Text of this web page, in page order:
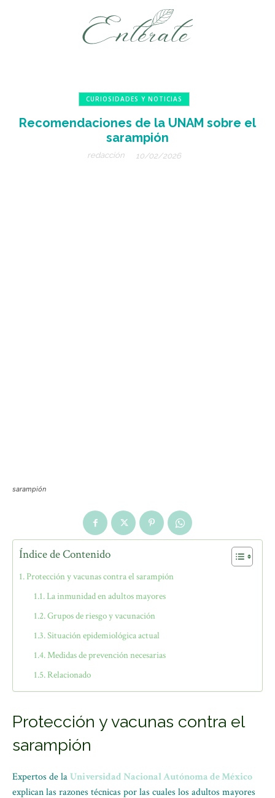
CURIOSIDADES Y NOTICIAS
Recomendaciones de la UNAM sobre el
sarampión
redacción 10/02/2026
sarampión
Índice de Contenido
Protección y vacunas contra el sarampión
La inmunidad en adultos mayores
Grupos de riesgo y vacunación
Situación epidemiológica actual
Medidas de prevención necesarias
Relacionado
Protección y vacunas contra el
sarampión
Expertos de la Universidad Nacional Autónoma de México
explican las razones técnicas por las cuales los adultos mayores